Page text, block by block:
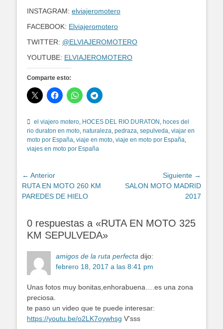
INSTAGRAM: elviajeromotero
FACEBOOK: Elviajeromotero
TWITTER: @ELVIAJEROMOTERO
YOUTUBE: ELVIAJEROMOTERO
Comparte esto:
Etiquetas
el viajero motero HOCES DEL RIO DURATON hoces del
rio duraton en moto naturaleza pedraza sepulveda viajar en
moto por España viaje en moto viaje en moto por España
viajes en moto por España
Navegación
de
entradas
← Anterior
Entrada
anterior:
RUTA EN MOTO 260 KM
PAREDES DE HIELO
Siguiente →
EntradaSALON MOTO MADRID
2017
0 respuestas a «RUTA EN MOTO 325
KM SEPULVEDA»
amigos de la ruta perfecta dijo:
febrero 18, 2017 a las 8:41 pm
Unas fotos muy bonitas,enhorabuena….es una zona
preciosa.
te paso un video que te puede interesar:
https://youtu.be/o2LK7oywhsg V'sss